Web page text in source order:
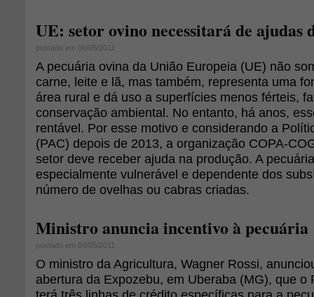
UE: setor ovino necessitará de ajudas
postado em 06/05/2011
A pecuária ovina da União Europeia (UE) não
carne, leite e lã, mas também, representa uma
área rural e dá uso a superfícies menos férteis,
conservação ambiental. No entanto, há anos,
rentável. Por esse motivo e considerando a
(PAC) depois de 2013, a organização COPA-
setor deve receber ajuda na produção. A
especialmente vulnerável e dependente dos
número de ovelhas ou cabras criadas.
Ministro anuncia incentivo à pecuária
postado em 04/05/2011
O ministro da Agricultura, Wagner Rossi,
abertura da Expozebu, em Uberaba (MG), que o